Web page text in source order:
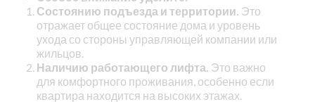
Состоянию подъезда и территории. Это
отражает общее состояние дома и уровень
ухода со стороны управляющей компании или
жильцов.
Наличию работающего лифта. Это важно
для комфортного проживания, особенно если
квартира находится на высоких этажах.